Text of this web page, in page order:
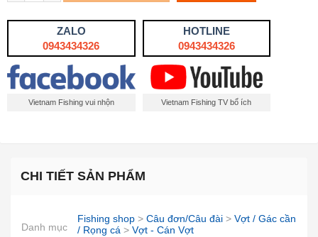
ZALO
0943434326
HOTLINE
0943434326
Vietnam Fishing vui nhộn Vietnam Fishing TV bổ ích
CHI TIẾT SẢN PHẨM
Danh mục
Fishing shop > Câu đơn/Câu đài > Vợt / Gác cần
/ Rọng cá > Vợt - Cán Vợt